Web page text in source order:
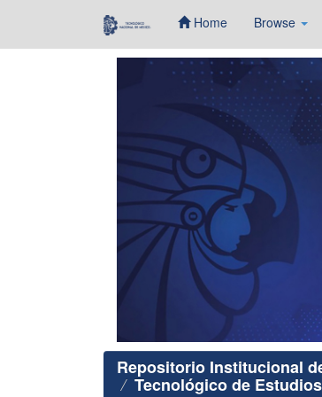
Home Browse
Repositorio Institucional
Tecnológico de